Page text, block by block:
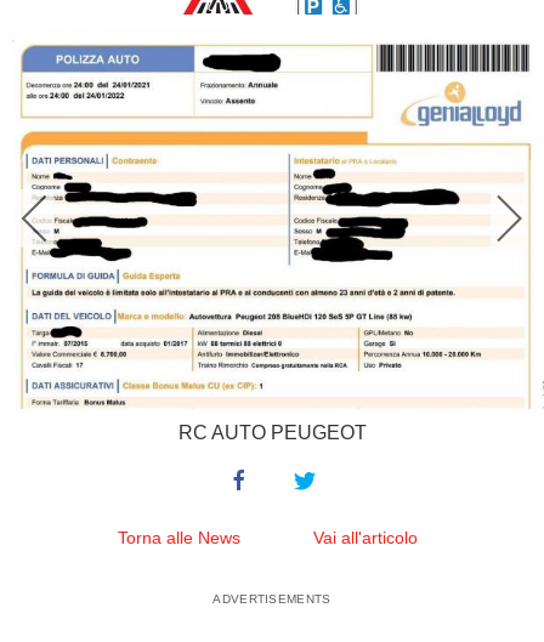
RC AUTO PEUGEOT
Torna alle News Vai all'articolo